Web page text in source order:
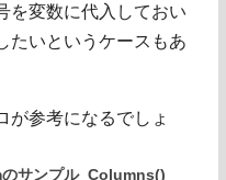
を変数に代入しておい
たいというケースもあ
が参考になるでしょ
サンプル_Columns()